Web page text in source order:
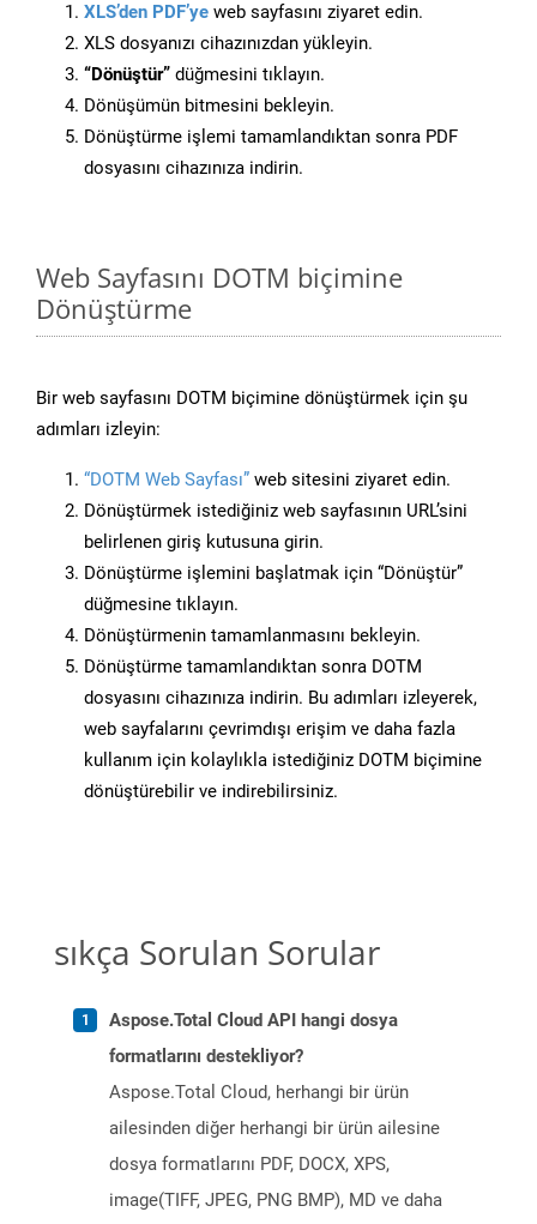
XLS’den PDF’ye web sayfasını ziyaret edin.
XLS dosyanızı cihazınızdan yükleyin.
“Dönüştür” düğmesini tıklayın.
Dönüşümün bitmesini bekleyin.
Dönüştürme işlemi tamamlandıktan sonra PDF
dosyasını cihazınıza indirin.
Web Sayfasını DOTM biçimine
Dönüştürme
Bir web sayfasını DOTM biçimine dönüştürmek için şu
adımları izleyin:
“DOTM Web Sayfası” web sitesini ziyaret edin.
Dönüştürmek istediğiniz web sayfasının URL’sini
belirlenen giriş kutusuna girin.
Dönüştürme işlemini başlatmak için “Dönüştür”
düğmesine tıklayın.
Dönüştürmenin tamamlanmasını bekleyin.
Dönüştürme tamamlandıktan sonra DOTM
dosyasını cihazınıza indirin. Bu adımları izleyerek,
web sayfalarını çevrimdışı erişim ve daha fazla
kullanım için kolaylıkla istediğiniz DOTM biçimine
dönüştürebilir ve indirebilirsiniz.
sıkça Sorulan Sorular
Aspose.Total Cloud API hangi dosya
formatlarını destekliyor?
Aspose.Total Cloud, herhangi bir ürün
ailesinden diğer herhangi bir ürün ailesine
dosya formatlarını PDF, DOCX, XPS,
image(TIFF, JPEG, PNG BMP), MD ve daha